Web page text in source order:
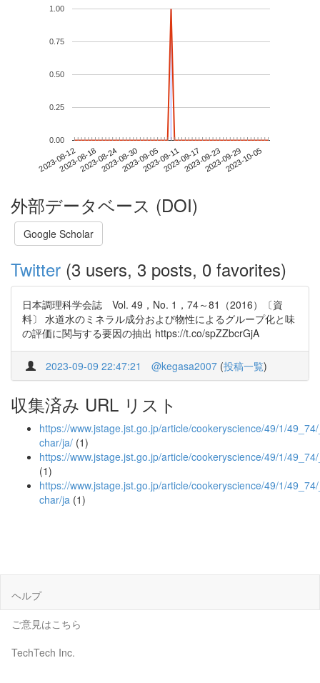
2023-08-122023-08-182023-08-242023-08-302023-09-052023-09-112023-09-172023-09-232023-09-292023-10-05
0.00
0.25
0.50
0.75
1.00
外部データベース (DOI)
Google Scholar
Twitter (3 users, 3 posts, 0 favorites)
日本調理科学会誌 Vol. 49，No. 1，74～81（2016）〔資
料〕 水道水のミネラル成分および物性によるグループ化と味
の評価に関与する要因の抽出 https://t.co/spZZbcrGjA
2023-09-09 22:47:21 @kegasa2007 (投稿一覧)
収集済み URL リスト
https://www.jstage.jst.go.jp/article/cookeryscience/49/1/
char/ja/ (1)
https://www.jstage.jst.go.jp/article/cookeryscience/49/1/
(1)
https://www.jstage.jst.go.jp/article/cookeryscience/49/1/
char/ja (1)
ヘルプ
ご意見はこちら
TechTech Inc.